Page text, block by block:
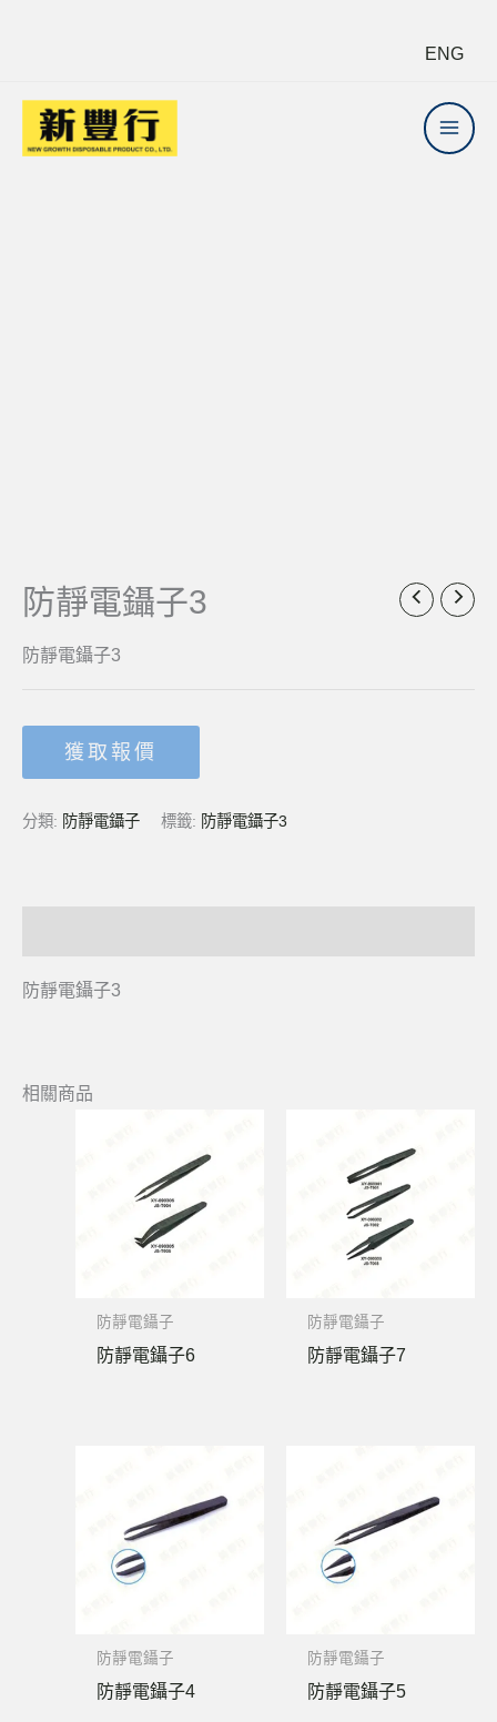
content
ENG
防靜電鑷子3
防靜電鑷子3
獲取報價
分類: 防靜電鑷子 標籤: 防靜電鑷子3
防靜電鑷子3
相關商品
防靜電鑷子
防靜電鑷子6
防靜電鑷子
防靜電鑷子7
防靜電鑷子
防靜電鑷子4
防靜電鑷子
防靜電鑷子5